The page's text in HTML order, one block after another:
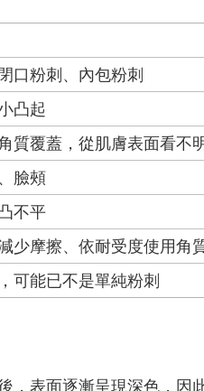
口粉刺、內包粉刺
凸起
質覆蓋，從肌膚表面看不
臉頰
不平
少摩擦、依耐受度使用角
可能已不是單純粉刺
，表面逐漸呈現深色，因